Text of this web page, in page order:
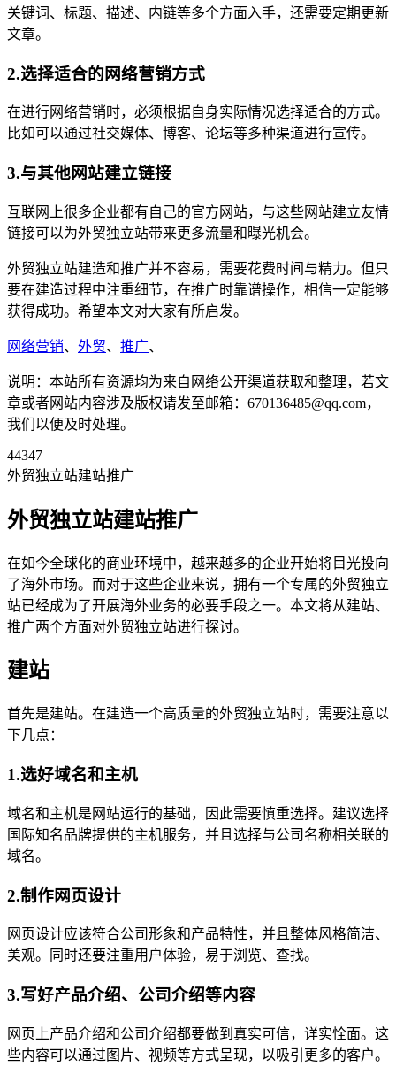
关键词、标题、描述、内链等多个方面入手，还需要定期更新
文章。
2.选择适合的网络营销方式
在进行网络营销时，必须根据自身实际情况选择适合的方式。
比如可以通过社交媒体、博客、论坛等多种渠道进行宣传。
3.与其他网站建立链接
互联网上很多企业都有自己的官方网站，与这些网站建立友情
链接可以为外贸独立站带来更多流量和曝光机会。
外贸独立站建造和推广并不容易，需要花费时间与精力。但只
要在建造过程中注重细节，在推广时靠谱操作，相信一定能够
获得成功。希望本文对大家有所启发。
网络营销、 外贸、 推广、
说明：本站所有资源均为来自网络公开渠道获取和整理，若文
章或者网站内容涉及版权请发至邮箱：670136485@qq.com，
我们以便及时处理。
44347
外贸独立站建站推广
外贸独立站建站推广
在如今全球化的商业环境中，越来越多的企业开始将目光投向
了海外市场。而对于这些企业来说，拥有一个专属的外贸独立
站已经成为了开展海外业务的必要手段之一。本文将从建站、
推广两个方面对外贸独立站进行探讨。
建站
首先是建站。在建造一个高质量的外贸独立站时，需要注意以
下几点：
1.选好域名和主机
域名和主机是网站运行的基础，因此需要慎重选择。建议选择
国际知名品牌提供的主机服务，并且选择与公司名称相关联的
域名。
2.制作网页设计
网页设计应该符合公司形象和产品特性，并且整体风格简洁、
美观。同时还要注重用户体验，易于浏览、查找。
3.写好产品介绍、公司介绍等内容
网页上产品介绍和公司介绍都要做到真实可信，详实恮面。这
些内容可以通过图片、视频等方式呈现，以吸引更多的客户。